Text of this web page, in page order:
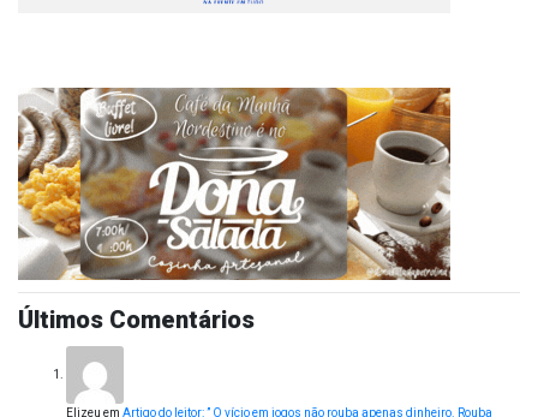
Últimos Comentários
Elizeu em Artigo do leitor: ” O vício em jogos não rouba apenas dinheiro. Rouba